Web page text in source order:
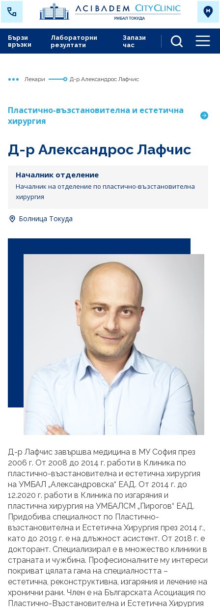
Лабораторни
резултати
Запази
час
Бързи
връзки
Начало
Токуда
Лекари Д-р Александрос Лафчис
Пластично-възстановителна и естетична
хирургия
Д-р Александрос Лафчис
Началник отделение
Началник на отделение по пластично-възстановителна
хирургия
Болница Токуда
Д-р Лафчис завършва медицина в МУ София през
2006 г. От 2008 до 2014 г. работи в Клиника по
пластично-възстановителна и естетична хирургия
на УМБАЛ „Александровска“ ЕАД. От 2014 г. до
12.2020 г. работи в Клиника по изгаряния и
пластична хирургия на УМБАЛСМ „Пирогов“ ЕАД.
Придобива специалност по Пластично-
възстановителна и Естетична Хирургия през 2014 г.,
като до 2019 г. е на длъжност асистент. От 2018 г. е
докторант. Специализирал е в множество клиники в
страната и чужбина. Професионалните му интереси
покриват цялата гама на специалността –
естетична, реконструктивна, изгаряния и лечение на
хронични рани. Член е на Българската Асоциация по
Пластично-Възстановителна и Естетична Хирургия